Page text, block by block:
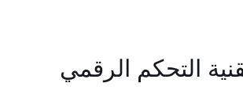
التحكم الرقمي